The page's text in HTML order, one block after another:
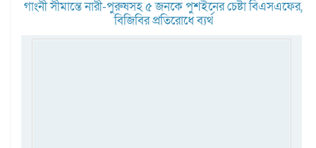
গাংনী সীমান্তে নারী-পুরুষসহ ৫ জনকে পুশইনের চেষ্টা বিএসএফের,
বিজিবির প্রতিরোধে ব্যর্থ